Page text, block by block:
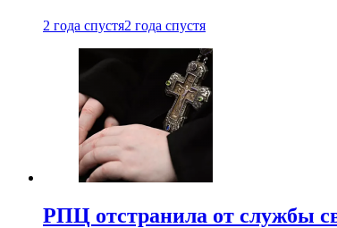
2 года спустя2 года спустя
РПЦ отстранила от службы